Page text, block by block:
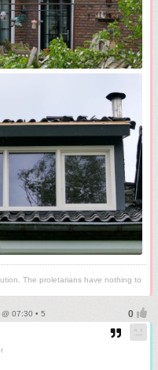
The proletarians have nothing to
07:30 • 5